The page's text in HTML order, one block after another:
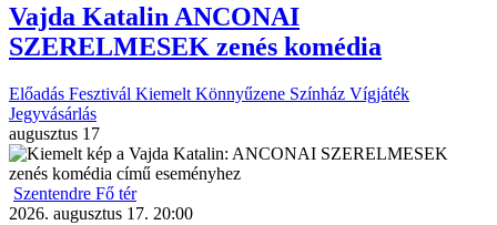
Vajda Katalin ANCONAI
SZERELMESEK zenés komédia
Előadás Fesztivál Kiemelt Könnyűzene Színház Vígjáték
Jegyvásárlás
augusztus 17
Szentendre Fő tér
2026. augusztus 17. 20:00